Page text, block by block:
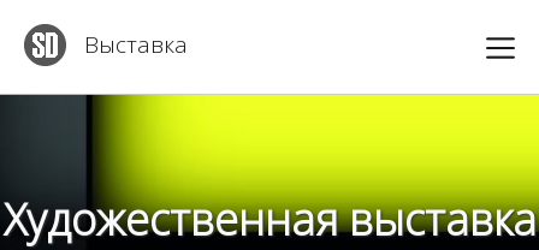
Выставка
Художественная выставка